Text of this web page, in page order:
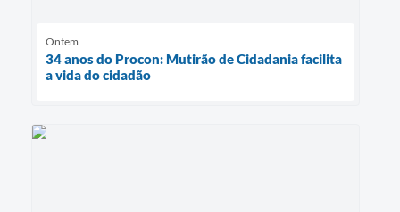
Ontem
34 anos do Procon: Mutirão de Cidadania facilita
a vida do cidadão